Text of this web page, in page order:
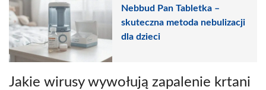
Nebbud Pan Tabletka –
skuteczna metoda nebulizacji
dla dzieci
Jakie wirusy wywołują zapalenie krtani